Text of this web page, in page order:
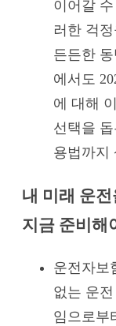
이어갈
러한 걱
든든한
에서도
에 대해
선택을
용법까지
내 미래 운전
지금 준비해
운전자보
없는 운
임으로부